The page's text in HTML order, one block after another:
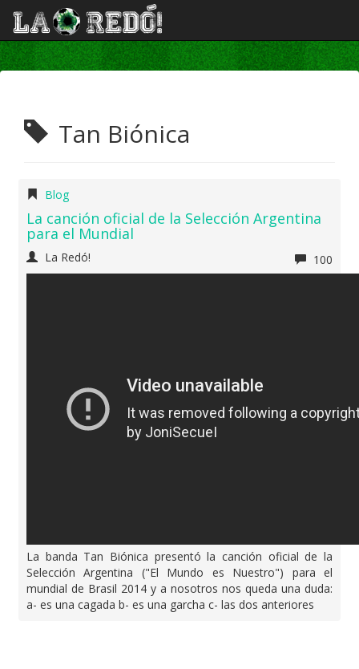
Tan Biónica
Blog
La canción oficial de la Selección Argentina
para el Mundial
La Redó! 100
La banda Tan Biónica presentó la canción oficial de la
Selección Argentina ("El Mundo es Nuestro") para el
mundial de Brasil 2014 y a nosotros nos queda una duda:
a- es una cagada b- es una garcha c- las dos anteriores